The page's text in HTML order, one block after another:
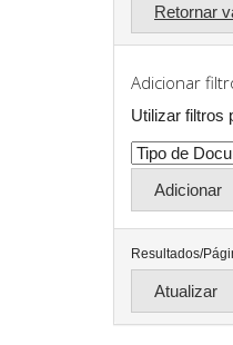
Retornar
Adicionar
Utilizar filtros
Resultados/